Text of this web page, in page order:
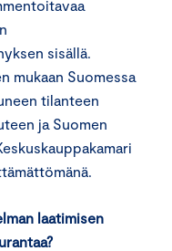
sisällä.
mukaan Suomessa
tilanteen
ja Suomen
laatimisen